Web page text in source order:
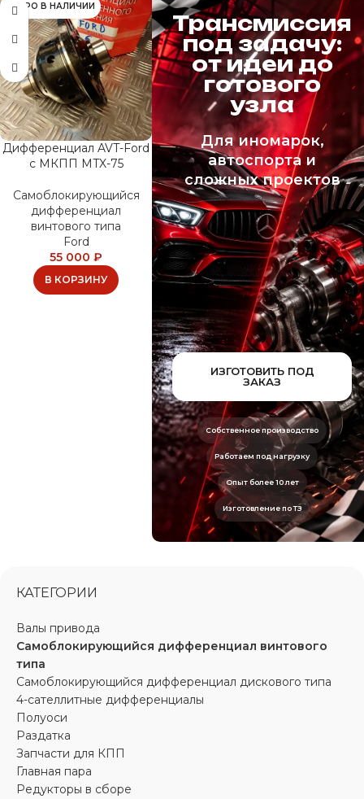
СКОРО В НАЛИЧИИ
Дифференциал AVT-Ford
c МКПП MTX-75
Самоблокирующийся
дифференциал
винтового типа
Ford
55 000 ₽
В КОРЗИНУ
Трансмиссия
под задачу:
от идеи до
готового
узла
Для иномарок,
автоспорта и
сложных проектов
ИЗГОТОВИТЬ ПОД
ЗАКАЗ
Собственное производство
Работаем под нагрузку
Опыт более 10 лет
Изготовление по ТЗ
КАТЕГОРИИ
Валы привода
Самоблокирующийся дифференциал винтового
типа
Самоблокирующийся дифференциал дискового типа
4-сателлитные дифференциалы
Полуоси
Раздатка
Запчасти для КПП
Главная пара
Редукторы в сборе